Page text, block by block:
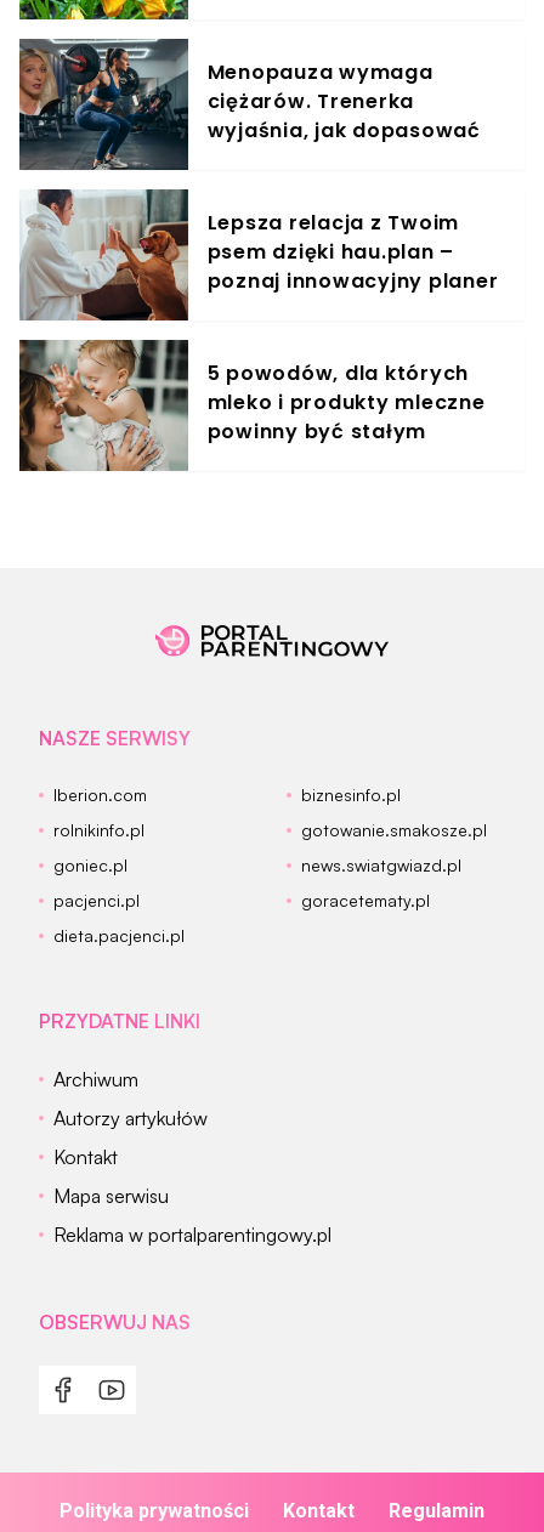
Menopauza wymaga
ciężarów. Trenerka
wyjaśnia, jak dopasować
Lepsza relacja z Twoim
psem dzięki hau.plan –
poznaj innowacyjny planer
5 powodów, dla których
mleko i produkty mleczne
powinny być stałym
NASZE SERWISY
Iberion.com
biznesinfo.pl
rolnikinfo.pl
gotowanie.smakosze.pl
goniec.pl
news.swiatgwiazd.pl
pacjenci.pl
goracetematy.pl
dieta.pacjenci.pl
PRZYDATNE LINKI
Archiwum
Autorzy artykułów
Kontakt
Mapa serwisu
Reklama w portalparentingowy.pl
OBSERWUJ NAS
Polityka prywatności Kontakt Regulamin